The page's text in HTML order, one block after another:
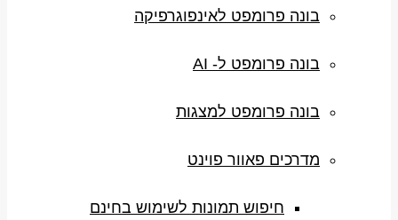
בונה פרומפט לאינפוגרפיקה
בונה פרומפט ל- AI
בונה פרומפט למצגות
מדרכים פאוור פוינט
חיפוש תמונות לשימוש בחינם